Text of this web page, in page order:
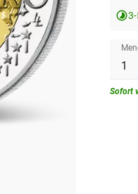
Sofort